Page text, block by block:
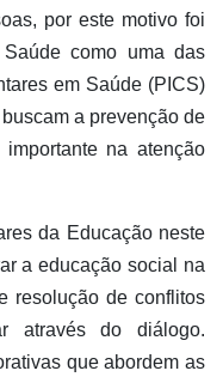
por este motivo foi
como uma das
em Saúde (PICS)
a prevenção de
na atenção
da Educação neste
a educação social na
resolução de conflitos
através do diálogo.
que abordem as